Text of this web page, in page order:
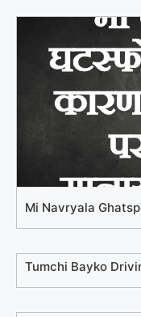
Mi Navryala
Tumchi Bayko